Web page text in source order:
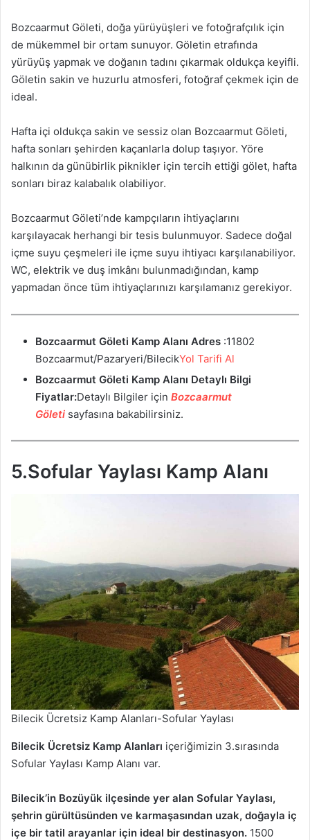
Bozcaarmut Göleti, doğa yürüyüşleri ve fotoğrafçılık için
de mükemmel bir ortam sunuyor. Göletin etrafında
yürüyüş yapmak ve doğanın tadını çıkarmak oldukça keyifli.
Göletin sakin ve huzurlu atmosferi, fotoğraf çekmek için de
ideal.
Hafta içi oldukça sakin ve sessiz olan Bozcaarmut Göleti,
hafta sonları şehirden kaçanlarla dolup taşıyor. Yöre
halkının da günübirlik piknikler için tercih ettiği gölet, hafta
sonları biraz kalabalık olabiliyor.
Bozcaarmut Göleti’nde kampçıların ihtiyaçlarını
karşılayacak herhangi bir tesis bulunmuyor. Sadece doğal
içme suyu çeşmeleri ile içme suyu ihtiyacı karşılanabiliyor.
WC, elektrik ve duş imkânı bulunmadığından, kamp
yapmadan önce tüm ihtiyaçlarınızı karşılamanız gerekiyor.
Bozcaarmut Göleti Kamp Alanı Adres :11802
Bozcaarmut/Pazaryeri/BilecikYol Tarifi Al
Bozcaarmut Göleti Kamp Alanı Detaylı Bilgi
Fiyatlar:Detaylı Bilgiler için Bozcaarmut
Göleti sayfasına bakabilirsiniz.
5.Sofular Yaylası Kamp Alanı
Bilecik Ücretsiz Kamp Alanları-Sofular Yaylası
Bilecik Ücretsiz Kamp Alanları içeriğimizin 3.sırasında
Sofular Yaylası Kamp Alanı var.
Bilecik’in Bozüyük ilçesinde yer alan Sofular Yaylası,
şehrin gürültüsünden ve karmaşasından uzak, doğayla iç
içe bir tatil arayanlar için ideal bir destinasyon. 1500